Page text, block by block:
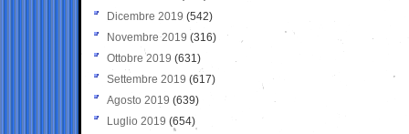
Dicembre 2019 (542)
Novembre 2019 (316)
Ottobre 2019 (631)
Settembre 2019 (617)
Agosto 2019 (639)
Luglio 2019 (654)